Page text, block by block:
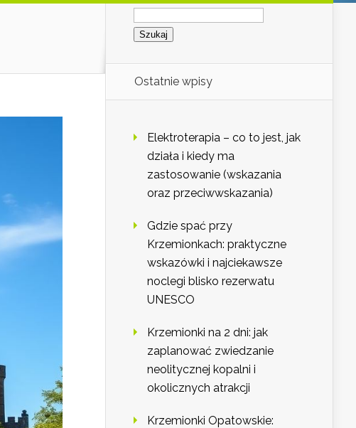
Szukaj:
Ostatnie wpisy
Elektroterapia – co to jest, jak
działa i kiedy ma
zastosowanie (wskazania
oraz przeciwwskazania)
Gdzie spać przy
Krzemionkach: praktyczne
wskazówki i najciekawsze
noclegi blisko rezerwatu
UNESCO
Krzemionki na 2 dni: jak
zaplanować zwiedzanie
neolitycznej kopalni i
okolicznych atrakcji
Krzemionki Opatowskie: